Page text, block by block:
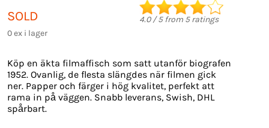
SOLD
0 ex i lager
4.0/5from 5ratings
Köp en äkta filmaffisch som satt utanför biografen
1952. Ovanlig, de flesta slängdes när filmen gick
ner. Papper och färger i hög kvalitet, perfekt att
rama in på väggen. Snabb leverans, Swish, DHL
spårbart.